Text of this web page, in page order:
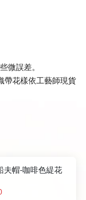
微誤差。
帶花樣依工藝師現貨
夫帽-咖啡色緹花